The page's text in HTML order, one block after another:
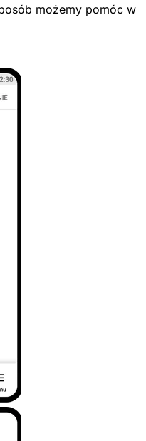
możemy pomóc w